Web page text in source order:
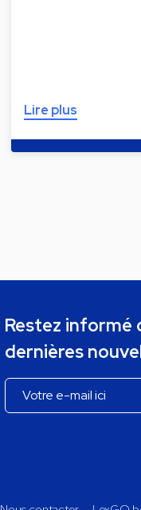
Lire plus
Restez informé
dernières